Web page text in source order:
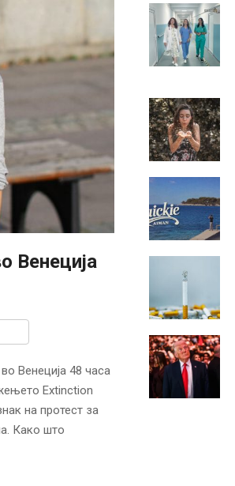
Венеција
Венеција 48 часа
Extinction
на протест за
Како што